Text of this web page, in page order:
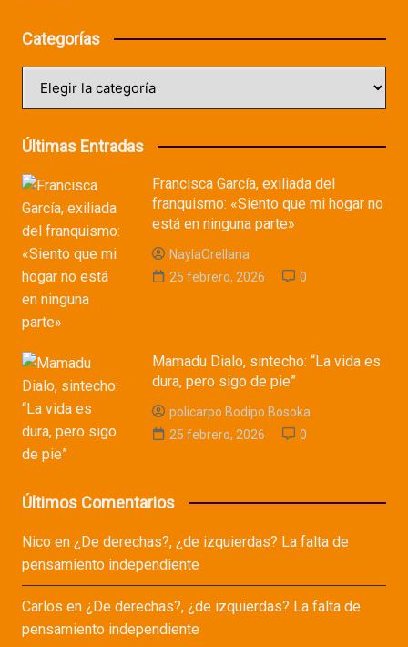
Categorías
Últimas Entradas
Francisca García, exiliada del
franquismo: «Siento que mi hogar no
está en ninguna parte»
NaylaOrellana
25 febrero, 2026
0
Mamadu Dialo, sintecho: “La vida es
dura, pero sigo de pie”
policarpo Bodipo Bosoka
25 febrero, 2026
0
Últimos Comentarios
Nicoen ¿De derechas?, ¿de izquierdas? La falta de
pensamiento independiente
Carlos en ¿De derechas?, ¿de izquierdas? La falta de
pensamiento independiente